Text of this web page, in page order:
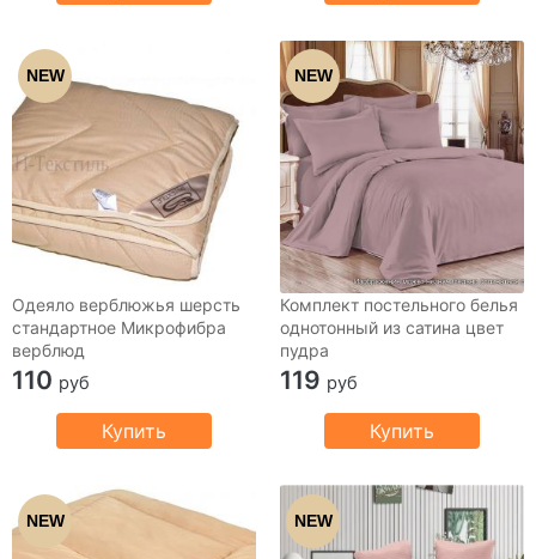
NEW
Одеяло верблюжья шерсть
стандартное Микрофибра
верблюд
110 руб
Купить
NEW
Комплект постельного белья
однотонный из сатина цвет
пудра
119 руб
Купить
NEW NEW